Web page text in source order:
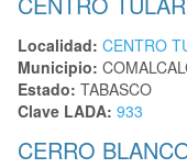
Localidad: CENTRO
Municipio:
Estado: TABASCO
Clave LADA: 933
CERRO